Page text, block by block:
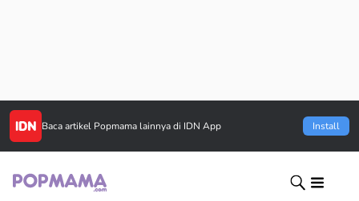
Baca artikel Popmama lainnya di IDN App Install